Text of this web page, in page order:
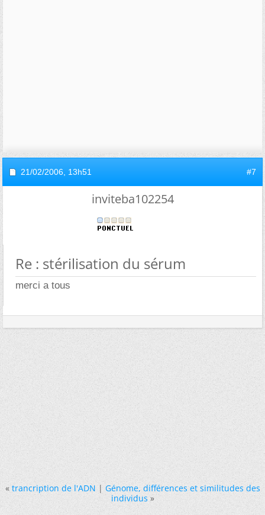
21/02/2006, 13h51 #7
inviteba102254
Re : stérilisation du sérum
merci a tous
« trancription de l'ADN|Génome, différences et similitudes des
individus »